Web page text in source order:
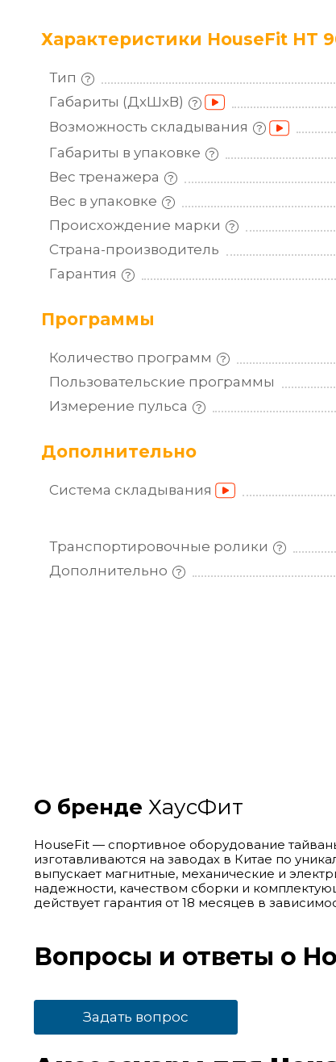
Характеристики HouseFit HT
Тип
Габариты (ДхШхВ)
Возможность складывания
Габариты в упаковке
Вес тренажера
Вес в упаковке
Происхождение марки
Страна-производитель
Гарантия
Программы
Количество программ
Пользовательские программы
Измерение пульса
Дополнительно
Система складывания
Транспортировочные ролики
Дополнительно
О бренде ХаусФит
HouseFit — спортивное оборудование
изготавливаются на заводах в Китае по
выпускает магнитные, механические и
надежности, качеством сборки и
действует гарантия от 18 месяцев в
Вопросы и ответы о
Задать вопрос